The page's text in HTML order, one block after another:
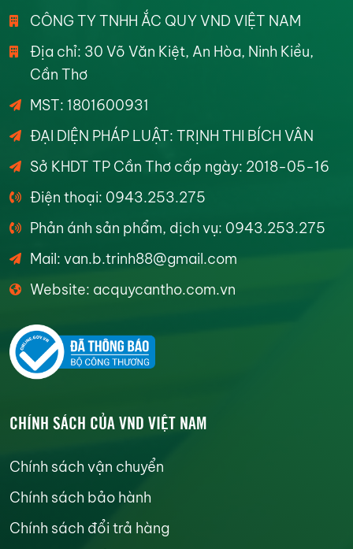
CÔNG TY TNHH ẮC QUY VND VIỆT NAM
Địa chỉ: 30 Võ Văn Kiệt, An Hòa, Ninh Kiều,
Cần Thơ
MST: 1801600931
ĐẠI DIỆN PHÁP LUẬT: TRỊNH THI BÍCH VÂN
Sở KHDT TP Cần Thơ cấp ngày: 2018-05-16
Điện thoại: 0943.253.275
Phản ánh sản phẩm, dịch vụ: 0943.253.275
Mail: van.b.trinh88@gmail.com
Website: acquycantho.com.vn
CHÍNH SÁCH CỦA VND VIỆT NAM
Chính sách vận chuyển
Chính sách bảo hành
Chính sách đổi trả hàng